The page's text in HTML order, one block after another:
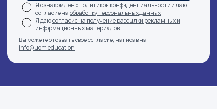
Я ознакомлен сполитикой конфиденциальности и даю
согласие наобработку персональных данных
Я даюсогласие на получение рассылки рекламных и
информационных материалов
Вы можете отозвать своё согласие, написав на
info@uom.education